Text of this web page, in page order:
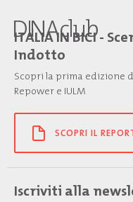
ITALIA IN BICI -
Indotto
Scopri la prima edizione
Repower e IULM
SCOPRI IL
Iscriviti alla